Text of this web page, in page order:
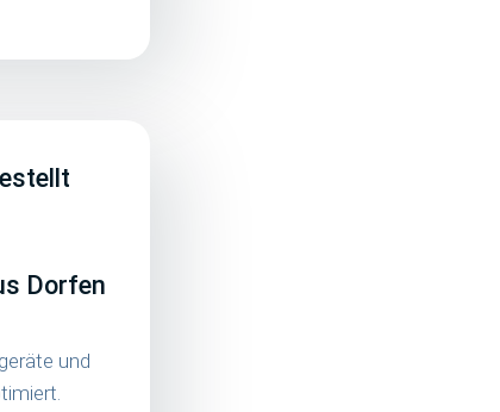
Dorfen
und